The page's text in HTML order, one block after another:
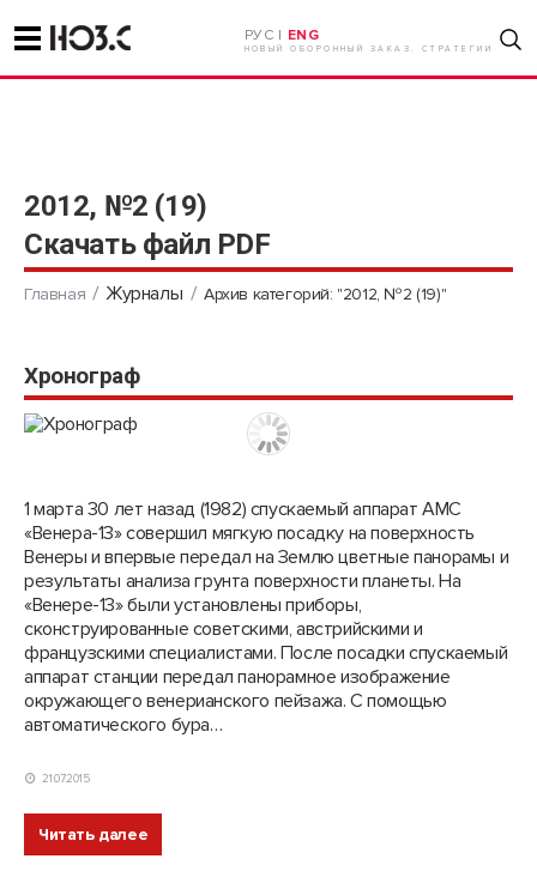
РУС | ENG
НОВЫЙ ОБОРОННЫЙ ЗАКАЗ. СТРАТЕГИИ
2012, №2 (19)
Скачать файл PDF
Главная Журналы Архив категорий: "2012, №2 (19)"
Хронограф
1 марта 30 лет назад (1982) спускаемый аппарат АМС
«Венера-13» совершил мягкую посадку на поверхность
Венеры и впервые передал на Землю цветные панорамы и
результаты анализа грунта поверхности планеты. На
«Венере-13» были установлены приборы,
сконструированные советскими, австрийскими и
французскими специалистами. После посадки спускаемый
аппарат станции передал панорамное изображение
окружающего венерианского пейзажа. С помощью
автоматического бура…
21.07.2015
Читать далее